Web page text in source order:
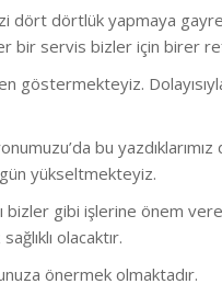
dört dörtlük yapmaya
bir servis bizler için birer
göstermekteyiz.
bu
yükseltmekteyiz.
bizler gibi işlerine önem
olacaktır.
önermek olmaktadır.